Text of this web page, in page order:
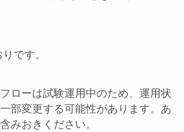
です。
ローは試験運用中のため、運用状
部変更する可能性があります。あ
みおきください。